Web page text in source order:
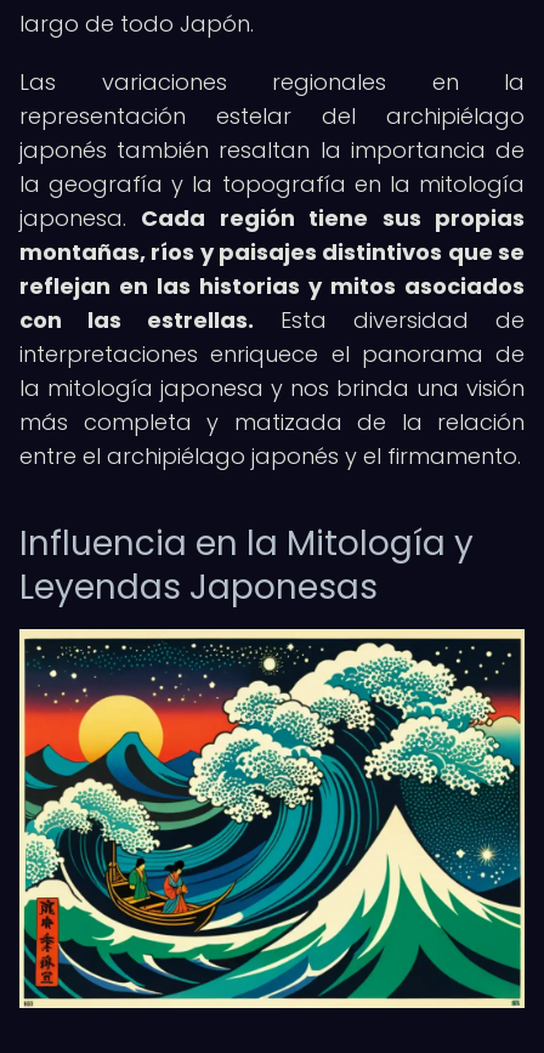
largo de todo Japón.
Las variaciones regionales en la
representación estelar del archipiélago
japonés también resaltan la importancia de
la geografía y la topografía en la mitología
japonesa. Cada región tiene sus propias
montañas, ríos y paisajes distintivos que se
reflejan en las historias y mitos asociados
con las estrellas. Esta diversidad de
interpretaciones enriquece el panorama de
la mitología japonesa y nos brinda una visión
más completa y matizada de la relación
entre el archipiélago japonés y el firmamento.
Influencia en la Mitología y
Leyendas Japonesas